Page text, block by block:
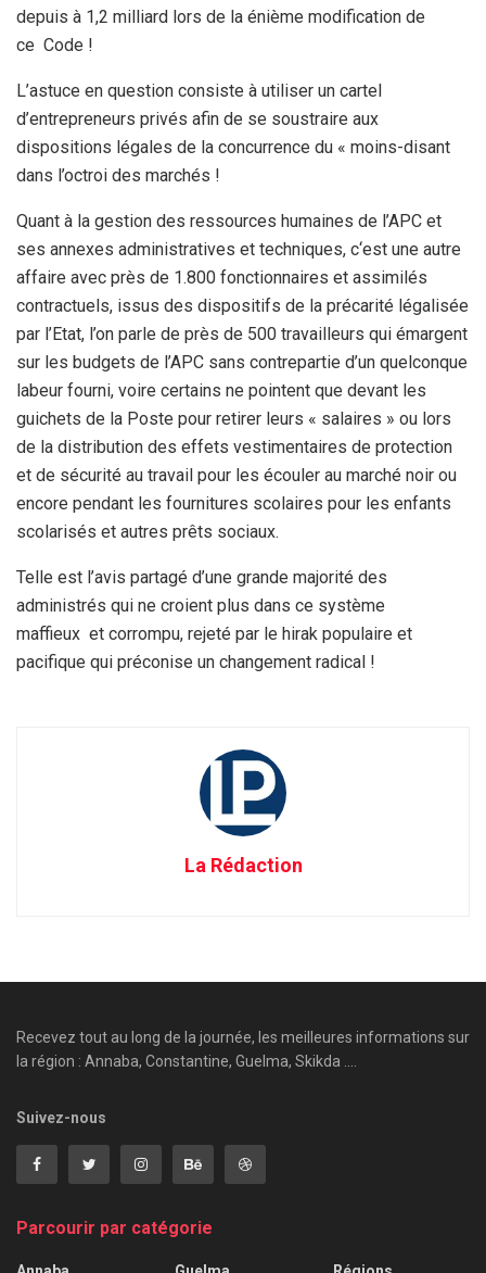
depuis à 1,2 milliard lors de la énième modification de
ce Code !
L’astuce en question consiste à utiliser un cartel
d’entrepreneurs privés afin de se soustraire aux
dispositions légales de la concurrence du « moins-disant
dans l’octroi des marchés !
Quant à la gestion des ressources humaines de l’APC et
ses annexes administratives et techniques, c‘est une autre
affaire avec près de 1.800 fonctionnaires et assimilés
contractuels, issus des dispositifs de la précarité légalisée
par l’Etat, l’on parle de près de 500 travailleurs qui émargent
sur les budgets de l’APC sans contrepartie d’un quelconque
labeur fourni, voire certains ne pointent que devant les
guichets de la Poste pour retirer leurs « salaires » ou lors
de la distribution des effets vestimentaires de protection
et de sécurité au travail pour les écouler au marché noir ou
encore pendant les fournitures scolaires pour les enfants
scolarisés et autres prêts sociaux.
Telle est l’avis partagé d’une grande majorité des
administrés qui ne croient plus dans ce système
maffieux et corrompu, rejeté par le hirak populaire et
pacifique qui préconise un changement radical !
La Rédaction
Recevez tout au long de la journée, les meilleures informations sur
la région : Annaba, Constantine, Guelma, Skikda ....
Suivez-nous
Parcourir par catégorie